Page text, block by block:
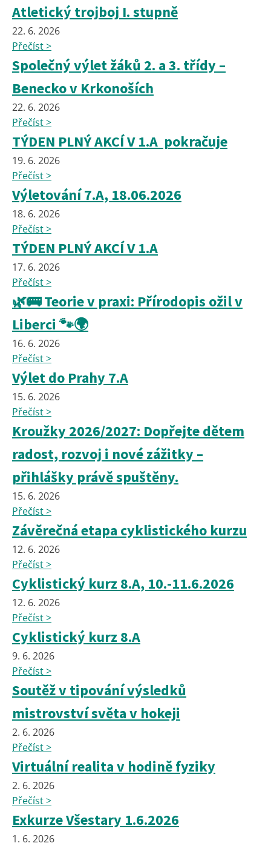
Atletický trojboj I. stupně
22. 6. 2026
Přečíst >
Společný výlet žáků 2. a 3. třídy –
Benecko v Krkonoších
22. 6. 2026
Přečíst >
TÝDEN PLNÝ AKCÍ V 1.A pokračuje
19. 6. 2026
Přečíst >
Výletování 7.A, 18.06.2026
18. 6. 2026
Přečíst >
TÝDEN PLNÝ AKCÍ V 1.A
17. 6. 2026
Přečíst >
🌿🚌 Teorie v praxi: Přírodopis ožil v
Liberci 🐾🌍
16. 6. 2026
Přečíst >
Výlet do Prahy 7.A
15. 6. 2026
Přečíst >
Kroužky 2026/2027: Dopřejte dětem
radost, rozvoj i nové zážitky –
přihlášky právě spuštěny.
15. 6. 2026
Přečíst >
Závěrečná etapa cyklistického kurzu
12. 6. 2026
Přečíst >
Cyklistický kurz 8.A, 10.-11.6.2026
12. 6. 2026
Přečíst >
Cyklistický kurz 8.A
9. 6. 2026
Přečíst >
Soutěž v tipování výsledků
mistrovství světa v hokeji
2. 6. 2026
Přečíst >
Virtuální realita v hodině fyziky
2. 6. 2026
Přečíst >
Exkurze Všestary 1.6.2026
1. 6. 2026